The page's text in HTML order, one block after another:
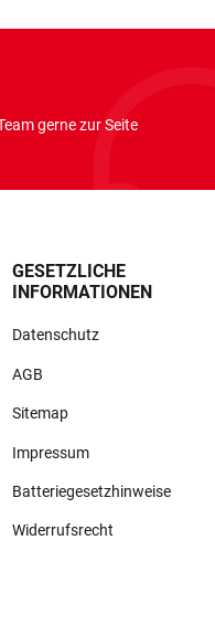
gerne zur Seite
GESETZLICHE
INFORMATIONEN
Datenschutz
AGB
Sitemap
Impressum
Batteriegesetzhinweise
Widerrufsrecht